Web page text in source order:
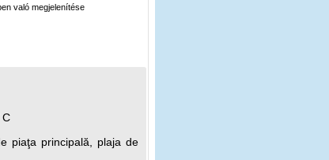
való megjelenítése
piaţa principală, plaja de